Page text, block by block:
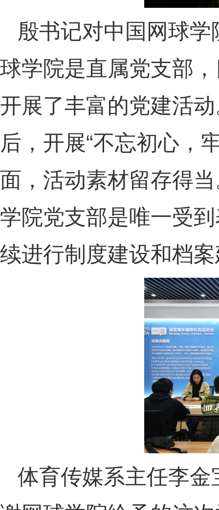
殷书记对中国网球
球学院是直属党支部
开展了丰富的党建活
后，开展“不忘初心，
面，活动素材留存得
学院党支部是唯一受
续进行制度建设和档
体育传媒系主任李